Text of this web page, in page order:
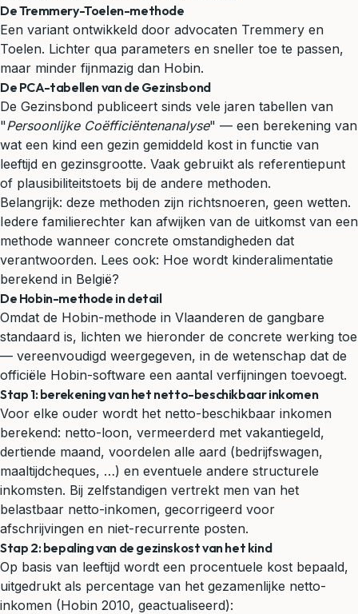
De Tremmery-Toelen-methode
Een variant ontwikkeld door advocaten Tremmery en
Toelen. Lichter qua parameters en sneller toe te passen,
maar minder fijnmazig dan Hobin.
De PCA-tabellen van de Gezinsbond
De Gezinsbond publiceert sinds vele jaren tabellen van
"Persoonlijke Coëfficiëntenanalyse" — een berekening van
wat een kind een gezin gemiddeld kost in functie van
leeftijd en gezinsgrootte. Vaak gebruikt als referentiepunt
of plausibiliteitstoets bij de andere methoden.
Belangrijk: deze methoden zijn richtsnoeren, geen wetten.
Iedere familierechter kan afwijken van de uitkomst van een
methode wanneer concrete omstandigheden dat
verantwoorden. Lees ook: Hoe wordt kinderalimentatie
berekend in België?
De Hobin-methode in detail
Omdat de Hobin-methode in Vlaanderen de gangbare
standaard is, lichten we hieronder de concrete werking toe
— vereenvoudigd weergegeven, in de wetenschap dat de
officiële Hobin-software een aantal verfijningen toevoegt.
Stap 1: berekening van het netto-beschikbaar inkomen
Voor elke ouder wordt het netto-beschikbaar inkomen
berekend: netto-loon, vermeerderd met vakantiegeld,
dertiende maand, voordelen alle aard (bedrijfswagen,
maaltijdcheques, …) en eventuele andere structurele
inkomsten. Bij zelfstandigen vertrekt men van het
belastbaar netto-inkomen, gecorrigeerd voor
afschrijvingen en niet-recurrente posten.
Stap 2: bepaling van de gezinskost van het kind
Op basis van leeftijd wordt een procentuele kost bepaald,
uitgedrukt als percentage van het gezamenlijke netto-
inkomen (Hobin 2010, geactualiseerd):